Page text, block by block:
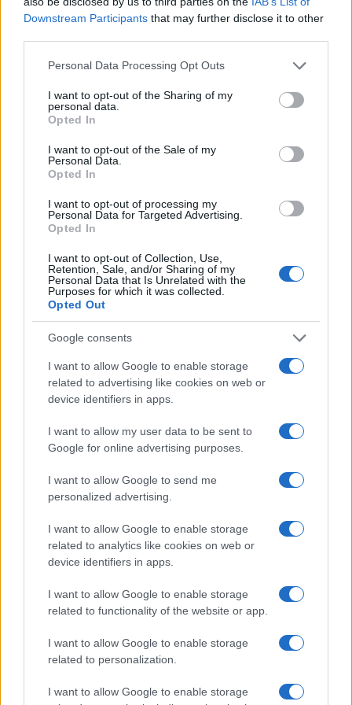
Downstream Participants that may further disclose it to other
Please note that this website/app uses one or more Google
not limited to your visit or usage behaviour. You may click to
grant or deny consent to Google and its third-party tags to
use your data for below specified purposes in below Google
consent section.
Personal Data Processing Opt Outs
I want to opt-out of the Sharing of my
personal data.
Opted In
I want to opt-out of the Sale of my
Personal Data.
Opted In
I want to opt-out of processing my
Personal Data for Targeted Advertising.
Opted In
I want to opt-out of Collection, Use,
Retention, Sale, and/or Sharing of my
Personal Data that Is Unrelated with the
Purposes for which it was collected.
Opted Out
Google consents
I want to allow Google to enable storage
related to advertising like cookies on web or
device identifiers in apps.
I want to allow my user data to be sent to
Google for online advertising purposes.
I want to allow Google to send me
personalized advertising.
I want to allow Google to enable storage
related to analytics like cookies on web or
device identifiers in apps.
I want to allow Google to enable storage
related to functionality of the website or app.
I want to allow Google to enable storage
related to personalization.
I want to allow Google to enable storage
NECROLOGIE
Mario Malu
Paolo Pinna
I nostri cari
I nostri cari
I nostri cari
Invia un Comunicato Stampa| Pubblicità Segnala